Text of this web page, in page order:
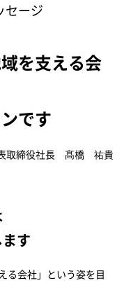
セージ
を支える会
です
取締役社長 髙橋 祐貴
す
る会社」という姿を目